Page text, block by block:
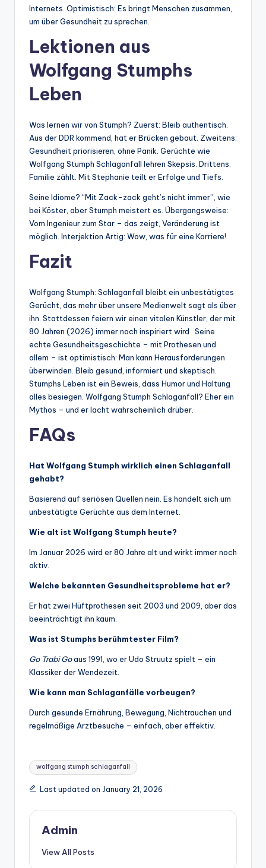
Internets. Optimistisch: Es bringt Menschen zusammen,
um über Gesundheit zu sprechen.
Lektionen aus
Wolfgang Stumphs
Leben
Was lernen wir von Stumph? Zuerst: Bleib authentisch.
Aus der DDR kommend, hat er Brücken gebaut. Zweitens:
Gesundheit priorisieren, ohne Panik. Gerüchte wie
Wolfgang Stumph Schlaganfall lehren Skepsis. Drittens:
Familie zählt. Mit Stephanie teilt er Erfolge und Tiefs.
Seine Idiome? “Mit Zack-zack geht’s nicht immer”, wie
bei Köster, aber Stumph meistert es. Übergangsweise:
Vom Ingenieur zum Star – das zeigt, Veränderung ist
möglich. Interjektion Artig: Wow, was für eine Karriere!
Fazit
Wolfgang Stumph: Schlaganfall bleibt ein unbestätigtes
Gerücht, das mehr über unsere Medienwelt sagt als über
ihn. Stattdessen feiern wir einen vitalen Künstler, der mit
80 Jahren (2026) immer noch inspiriert wird . Seine
echte Gesundheitsgeschichte – mit Prothesen und
allem – ist optimistisch: Man kann Herausforderungen
überwinden. Bleib gesund, informiert und skeptisch.
Stumphs Leben ist ein Beweis, dass Humor und Haltung
alles besiegen. Wolfgang Stumph Schlaganfall? Eher ein
Mythos – und er lacht wahrscheinlich drüber.
FAQs
Hat Wolfgang Stumph wirklich einen Schlaganfall
gehabt?
Basierend auf seriösen Quellen nein. Es handelt sich um
unbestätigte Gerüchte aus dem Internet.
Wie alt ist Wolfgang Stumph heute?
Im Januar 2026 wird er 80 Jahre alt und wirkt immer noch
aktiv.
Welche bekannten Gesundheitsprobleme hat er?
Er hat zwei Hüftprothesen seit 2003 und 2009, aber das
beeinträchtigt ihn kaum.
Was ist Stumphs berühmtester Film?
Go Trabi Goaus 1991, wo er Udo Struutz spielt – ein
Klassiker der Wendezeit.
Wie kann man Schlaganfälle vorbeugen?
Durch gesunde Ernährung, Bewegung, Nichtrauchen und
regelmäßige Arztbesuche – einfach, aber effektiv.
Tags:
wolfgang stumph schlaganfall
Last updated on January 21, 2026
Admin
View All Posts